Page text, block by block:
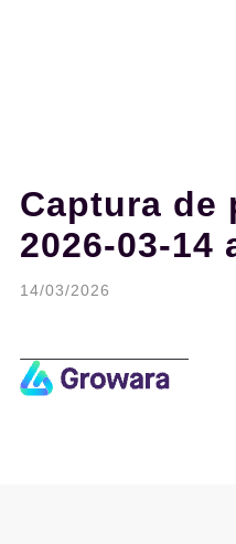
Captura de
2026-03-14
14/03/2026